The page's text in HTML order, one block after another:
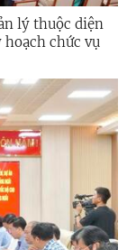
lý thuộc diện
chức vụ